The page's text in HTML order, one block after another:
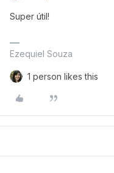
Super útil!
Ezequiel Souza
1 person likes this